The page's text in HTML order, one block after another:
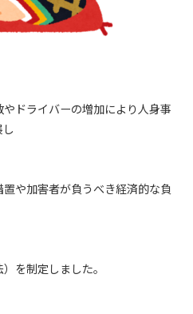
ドライバーの増加により人身事
や加害者が負うべき経済的な負
を制定しました。